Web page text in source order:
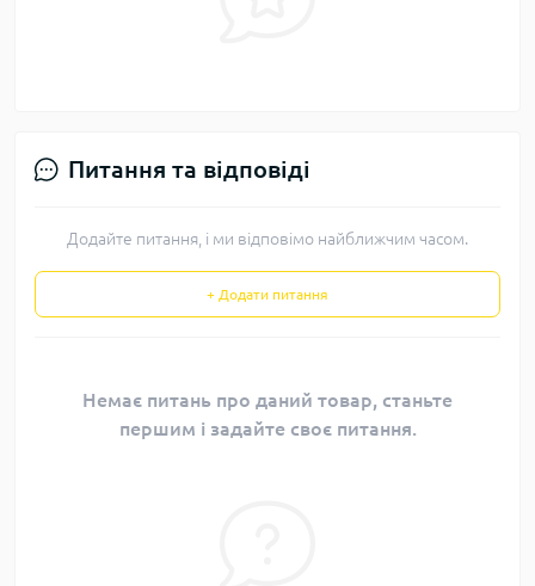
Питання та відповіді
Додайте питання, і ми відповімо найближчим часом.
+ Додати питання
Немає питань про даний товар, станьте
першим і задайте своє питання.